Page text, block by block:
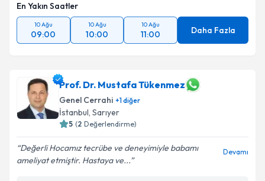
En Yakın Saatler
10 Ağu
09:00
10 Ağu
10:00
10 Ağu
11:00 Daha Fazla
Prof. Dr. Mustafa Tükenmez
Genel Cerrahi +1diğer
İstanbul, Sarıyer
5 (2 Değerlendirme)
Değerli Hocamız tecrübe ve deneyimiyle babamı
ameliyat etmiştir. Hastaya ve...
Devamı